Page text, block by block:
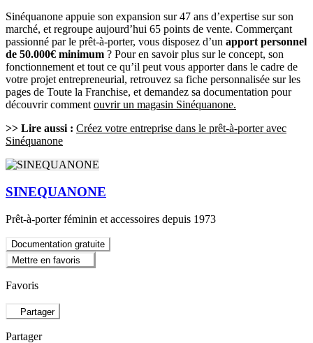
Sinéquanone appuie son expansion sur 47 ans d’expertise sur son
marché, et regroupe aujourd’hui 65 points de vente. Commerçant
passionné par le prêt-à-porter, vous disposez d’un apport personnel
de 50.000€ minimum ? Pour en savoir plus sur le concept, son
fonctionnement et tout ce qu’il peut vous apporter dans le cadre de
votre projet entrepreneurial, retrouvez sa fiche personnalisée sur les
pages de Toute la Franchise, et demandez sa documentation pour
découvrir commentouvrir un magasin Sinéquanone.
>> Lire aussi : Créez votre entreprise dans le prêt-à-porter avec
Sinéquanone
SINEQUANONE
Prêt-à-porter féminin et accessoires depuis 1973
Documentation gratuite
Mettre en favoris
Favoris
Partager
Partager